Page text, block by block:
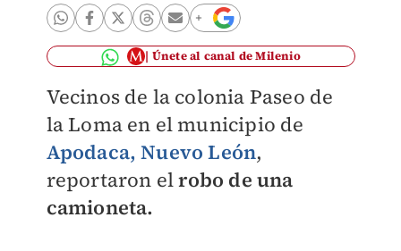
Únete al canal de Milenio
Vecinos de la colonia Paseo de
la Loma en el municipio de
Apodaca, Nuevo León,
reportaron elrobo de una
camioneta.